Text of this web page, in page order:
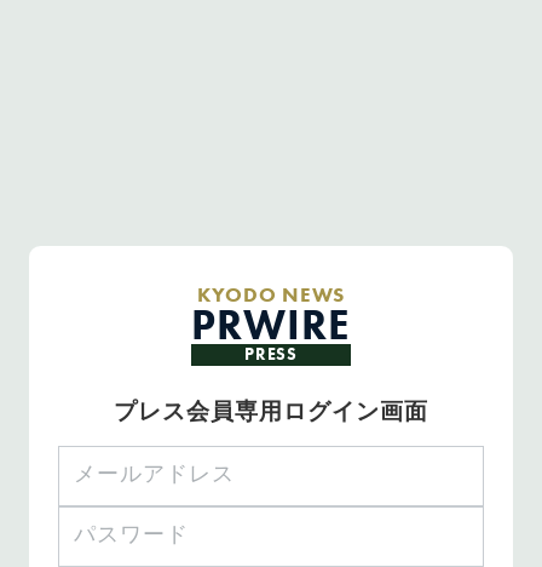
KYODO NEWS
PRWIRE
PRESS
プレス会員専用ログイン画面